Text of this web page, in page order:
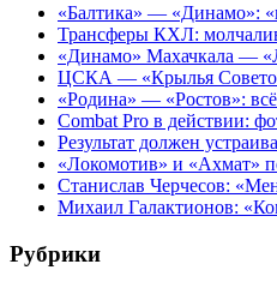
«Балтика» — «Динамо»:
Трансферы КХЛ:
«Динамо» Махачкала —
ЦСКА — «Крылья
«Родина» — «Ростов»:
Combat Pro в действии:
Результат должен
«Локомотив» и «Ахмат»
Станислав Черчесов:
Михаил Галактионов:
Рубрики